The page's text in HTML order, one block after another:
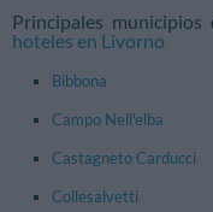
Principales
hoteles en Livorno
Bibbona
Campo Nell'elba
Castagneto Carducci
Collesalvetti